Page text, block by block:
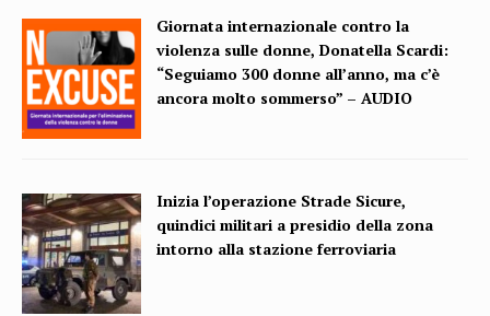
Giornata internazionale contro la
violenza sulle donne, Donatella Scardi:
“Seguiamo 300 donne all’anno, ma c’è
ancora molto sommerso” – AUDIO
Inizia l’operazione Strade Sicure,
quindici militari a presidio della zona
intorno alla stazione ferroviaria